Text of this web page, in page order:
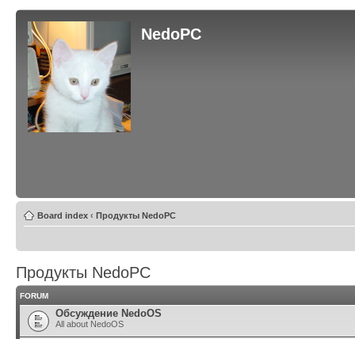
NedoPC
Board index ‹ Продукты NedoPC
Продукты NedoPC
FORUM
Обсуждение NedoOS
All about NedoOS